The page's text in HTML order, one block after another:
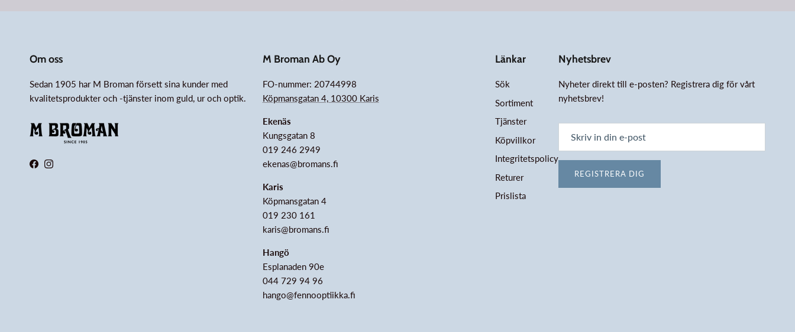
Om oss
Sedan 1905 har M Broman försett sina kunder med
kvalitetsprodukter och -tjänster inom guld, ur och optik.
FacebookInstagram
M Broman Ab Oy
FO-nummer: 20744998
Köpmansgatan 4, 10300 Karis
Ekenäs
Kungsgatan 8
019 246 2949
ekenas@bromans.fi
Karis
Köpmansgatan 4
019 230 161
karis@bromans.fi
Hangö
Esplanaden 90e
044 729 94 96
hango@fennooptiikka.fi
Länkar
Sök
Sortiment
Tjänster
Köpvillkor
Integritetspolicy
Returer
Prislista
Nyhetsbrev
Nyheter direkt till e-posten? Registrera dig för vårt
nyhetsbrev!
REGISTRERA DIG